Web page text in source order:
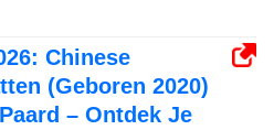
Chinese
(Geboren 2020)
– Ontdek Je